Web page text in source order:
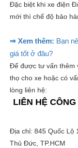
Đặc biệt khi xe điện
mới thì chế độ bảo
⇒ Xem thêm: Bạn
giá tốt ở đâu?
Để được tư vấn thêm
thọ cho xe hoặc có
lòng liên hệ:
LIÊN HỆ CÔNG
Địa chỉ: 845 Quốc Lộ
Thủ Đức, TP.HCM